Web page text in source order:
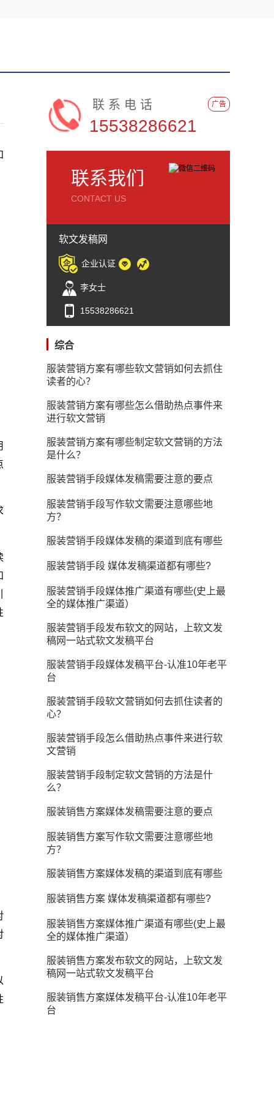
联系电话
15538286621
广告
联系我们
CONTACT US
软文发稿网
企业认证
李女士
15538286621
综合
服装营销方案有哪些软文营销如何去抓住
读者的心？
服装营销方案有哪些怎么借助热点事件来
进行软文营销
服装营销方案有哪些制定软文营销的方法
是什么？
服装营销手段媒体发稿需要注意的要点
服装营销手段写作软文需要注意哪些地
方？
服装营销手段媒体发稿的渠道到底有哪些
服装营销手段 媒体发稿渠道都有哪些?
服装营销手段媒体推广渠道有哪些(史上最
全的媒体推广渠道）
服装营销手段发布软文的网站，上软文发
稿网一站式软文发稿平台
服装营销手段媒体发稿平台-认准10年老平
台
服装营销手段软文营销如何去抓住读者的
心？
服装营销手段怎么借助热点事件来进行软
文营销
服装营销手段制定软文营销的方法是什
么？
服装销售方案媒体发稿需要注意的要点
服装销售方案写作软文需要注意哪些地
方？
服装销售方案媒体发稿的渠道到底有哪些
服装销售方案 媒体发稿渠道都有哪些?
服装销售方案媒体推广渠道有哪些(史上最
全的媒体推广渠道）
服装销售方案发布软文的网站，上软文发
稿网一站式软文发稿平台
服装销售方案媒体发稿平台-认准10年老平
台